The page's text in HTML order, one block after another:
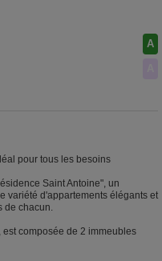
A
pour tous les besoins
Saint Antoine", un
variété d'appartements élégants et
de chacun.
est composée de 2 immeubles